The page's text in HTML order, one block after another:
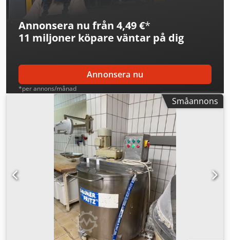
Annonsera nu från 4,49 €*
11 miljoner köpare väntar på dig
Annonsera nu
*per annons/månad
Småannons